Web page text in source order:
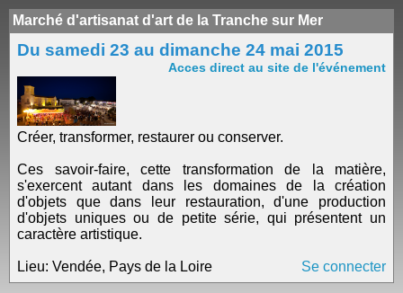
Marché d'artisanat d'art de la Tranche sur Mer
Du samedi 23 au dimanche 24 mai 2015
Acces direct au site de l'événement
Créer, transformer, restaurer ou conserver.
Ces savoir-faire, cette transformation de la matière,
s'exercent autant dans les domaines de la création
d'objets que dans leur restauration, d'une production
d'objets uniques ou de petite série, qui présentent un
caractère artistique.
Lieu: Vendée, Pays de la Loire Se connecter